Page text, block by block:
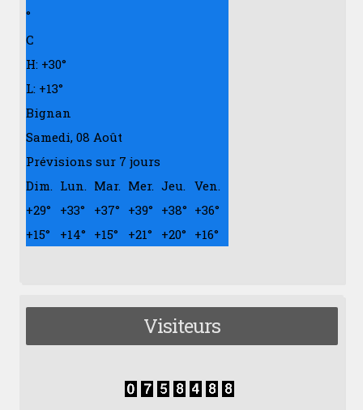
°
C
H: +30°
L: +13°
Bignan
Samedi, 08 Août
Prévisions sur 7 jours
Dim. Lun. Mar. Mer. Jeu. Ven.
+29° +33° +37° +39° +38° +36°
+15° +14° +15° +21° +20° +16°
Visiteurs